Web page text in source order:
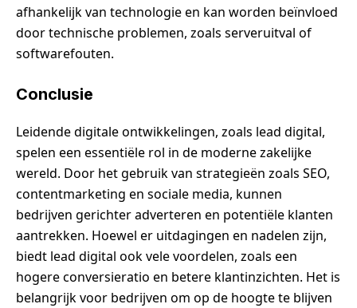
afhankelijk van technologie en kan worden beïnvloed
door technische problemen, zoals serveruitval of
softwarefouten.
Conclusie
Leidende digitale ontwikkelingen, zoals lead digital,
spelen een essentiële rol in de moderne zakelijke
wereld. Door het gebruik van strategieën zoals SEO,
contentmarketing en sociale media, kunnen
bedrijven gerichter adverteren en potentiële klanten
aantrekken. Hoewel er uitdagingen en nadelen zijn,
biedt lead digital ook vele voordelen, zoals een
hogere conversieratio en betere klantinzichten. Het is
belangrijk voor bedrijven om op de hoogte te blijven